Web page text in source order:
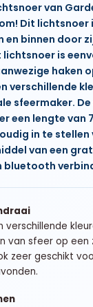
van
Dit lichtsnoer
binnen door
is
haken
verschillende
sfeermaker.
een lengte van
in te stellen
van een
bluetooth
van sfeer op een
zeer geschikt